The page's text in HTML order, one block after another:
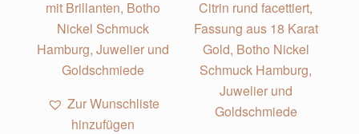
Zur Wunschliste
hinzufügen